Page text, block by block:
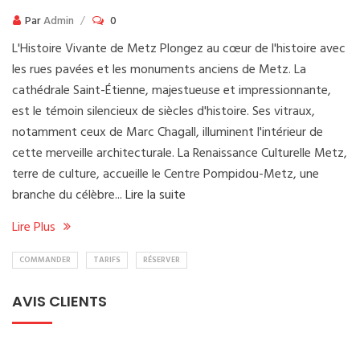
ParAdmin 0
L'Histoire Vivante de Metz Plongez au cœur de l'histoire avec
les rues pavées et les monuments anciens de Metz. La
cathédrale Saint-Étienne, majestueuse et impressionnante,
est le témoin silencieux de siècles d'histoire. Ses vitraux,
notamment ceux de Marc Chagall, illuminent l'intérieur de
cette merveille architecturale. La Renaissance Culturelle Metz,
terre de culture, accueille le Centre Pompidou-Metz, une
branche du célèbre...Lire la suite
Lire Plus
COMMANDER TARIFS RÉSERVER
AVIS CLIENTS